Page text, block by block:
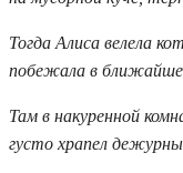
Тогда Алиса велела
побежала в
Там в накуренной
густо храпел